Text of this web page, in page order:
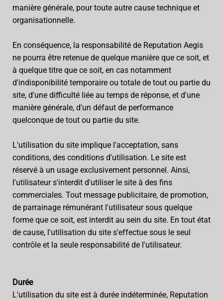
manière générale, pour toute autre cause technique et
organisationnelle.
En conséquence, la responsabilité de Reputation Aegis
ne pourra être retenue de quelque manière que ce soit, et
à quelque titre que ce soit, en cas notamment
d'indisponibilité temporaire ou totale de tout ou partie du
site, d'une difficulté liée au temps de réponse, et d'une
manière générale, d'un défaut de performance
quelconque de tout ou partie du site.
L'utilisation du site implique l'acceptation, sans
conditions, des conditions d'utilisation. Le site est
réservé à un usage exclusivement personnel. Ainsi,
l'utilisateur s'interdit d'utiliser le site à des fins
commerciales. Tout message publicitaire, de promotion,
de parrainage rémunérant l'utilisateur sous quelque
forme que ce soit, est interdit au sein du site. En tout état
de cause, l'utilisation du site s'effectue sous le seul
contrôle et la seule responsabilité de l'utilisateur.
Durée
L'utilisation du site est à durée indéterminée, Reputation